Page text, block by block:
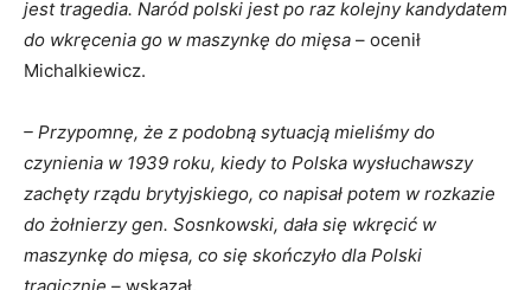
jest tragedia. Naród polski jest po raz kolejny kandydatem
do wkręcenia go w maszynkę do mięsa – ocenił
Michalkiewicz.
– Przypomnę, że z podobną sytuacją mieliśmy do
czynienia w 1939 roku, kiedy to Polska wysłuchawszy
zachęty rządu brytyjskiego, co napisał potem w rozkazie
do żołnierzy gen. Sosnkowski, dała się wkręcić w
maszynkę do mięsa, co się skończyło dla Polski